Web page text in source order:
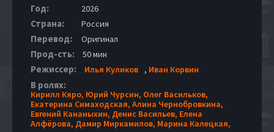
Год: 2026
Страна: Россия
Перевод: Оригинал
Прод-сть: 50 мин
Режиссер: Илья Куликов , Иван Корвин
В ролях:
Кирилл Кяро, Юрий Чурсин, Олег Васильков,
Екатерина Симаходская, Алина Чернобровкина,
Евгений Кананыхин, Денис Васильев, Елена
Алфёрова, Дамир Миркамилов, Марина Калецкая,